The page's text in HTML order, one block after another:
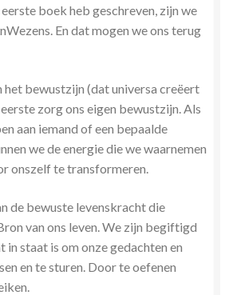
Jobcoaching
eerste boek heb geschreven, zijn we
En dat mogen we ons terug
het bewustzijn (dat universa creëert
zorg ons eigen bewustzijn. Als
aan iemand of een bepaalde
we de energie die we waarnemen
onszelf te transformeren.
de bewuste levenskracht die
van ons leven. We zijn begiftigd
staat is om onze gedachten en
en te sturen. Door te oefenen